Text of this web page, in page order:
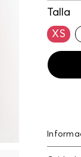
Talla
XS